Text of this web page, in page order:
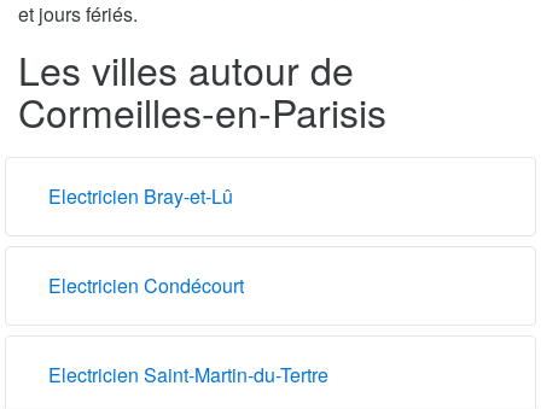
et jours fériés.
Les villes autour de
Cormeilles-en-Parisis
Electricien Bray-et-Lû
Electricien Condécourt
Electricien Saint-Martin-du-Tertre